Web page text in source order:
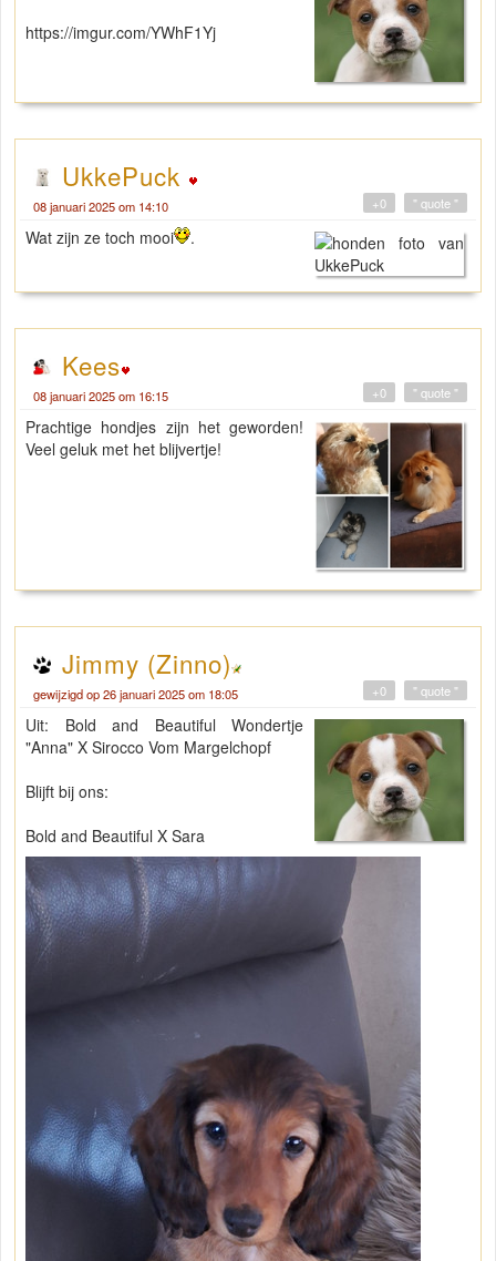
https://imgur.com/YWhF1Yj
UkkePuck
08 januari 2025 om 14:10 " quote "
+0
Wat zijn ze toch mooi .
Kees
08 januari 2025 om 16:15 " quote "
+0
Prachtige hondjes zijn het geworden!
Veel geluk met het blijvertje!
Jimmy (Zinno)
gewijzigd op 26 januari 2025 om 18:05 " quote "
+0
Uit: Bold and Beautiful Wondertje
"Anna" X Sirocco Vom Margelchopf
Blijft bij ons:
Bold and Beautiful X Sara